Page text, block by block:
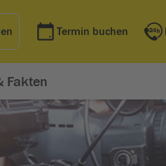
Termin buchen
Fakten